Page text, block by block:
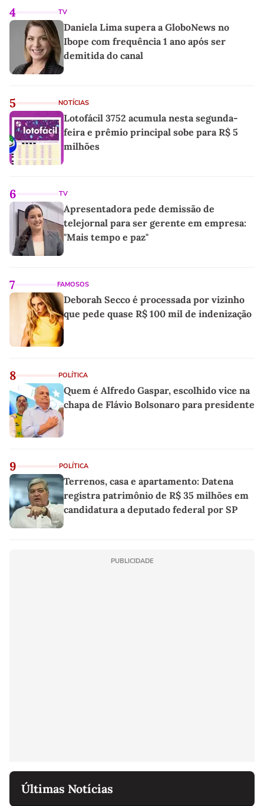
4 TV
Daniela Lima supera a GloboNews no
Ibope com frequência 1 ano após ser
demitida do canal
5 NOTÍCIAS
Lotofácil 3752 acumula nesta segunda-
feira e prêmio principal sobe para R$ 5
milhões
6 TV
Apresentadora pede demissão de
telejornal para ser gerente em empresa:
"Mais tempo e paz"
7 FAMOSOS
Deborah Secco é processada por vizinho
que pede quase R$ 100 mil de indenização
8 POLÍTICA
Quem é Alfredo Gaspar, escolhido vice na
chapa de Flávio Bolsonaro para presidente
9 POLÍTICA
Terrenos, casa e apartamento: Datena
registra patrimônio de R$ 35 milhões em
candidatura a deputado federal por SP
PUBLICIDADE
Últimas Notícias